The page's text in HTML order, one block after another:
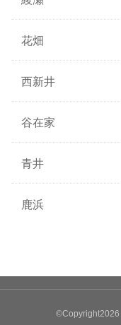
花畑
西新井
谷在家
青井
鹿浜
©Copyright2026